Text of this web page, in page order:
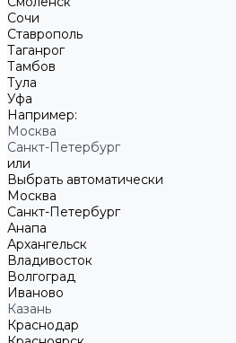
Сочи
Ставрополь
Таганрог
Тамбов
Тула
Уфа
Например:
Москва
Санкт-Петербург
или
Выбрать автоматически
Москва
Санкт-Петербург
Анапа
Архангельск
Владивосток
Волгоград
Иваново
Казань
Краснодар